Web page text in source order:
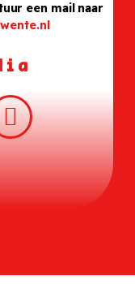
een mail naar